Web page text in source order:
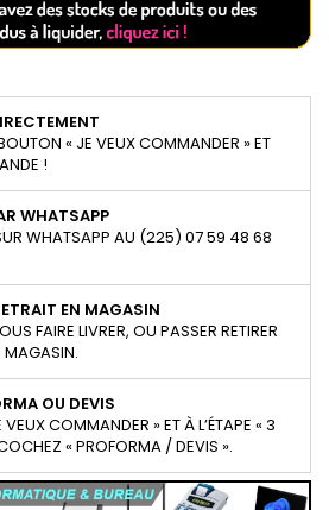
« JE VEUX COMMANDER » ET
!
WHATSAPP
WHATSAPP AU (225) 07 59 48 68
EN MAGASIN
FAIRE LIVRER, OU PASSER RETIRER
OU DEVIS
COMMANDER » ET À L’ÉTAPE « 3
« PROFORMA / DEVIS ».